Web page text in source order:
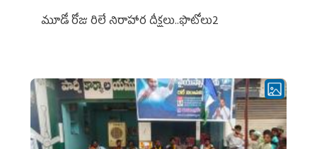
మూడో రోజు రిలే నిరాహార దీక్షలు..ఫొటోలు2